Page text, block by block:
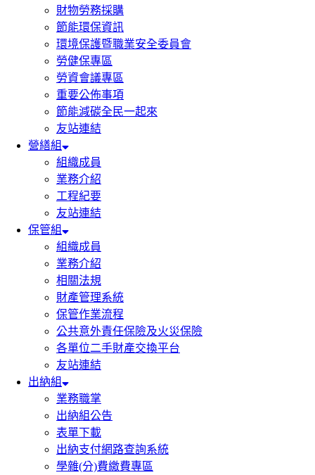
財物勞務採購
節能環保資訊
環境保護暨職業安全委員會
勞健保專區
勞資會議專區
重要公佈事項
節能減碳全民一起來
友站連結
營繕組
組織成員
業務介紹
工程紀要
友站連結
保管組
組織成員
業務介紹
相關法規
財產管理系統
保管作業流程
公共意外責任保險及火災保險
各單位二手財產交換平台
友站連結
出納組
業務職掌
出納組公告
表單下載
出納支付網路查詢系統
學雜(分)費繳費專區